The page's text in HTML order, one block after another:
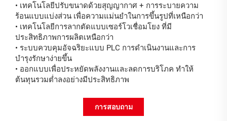
• เทคโนโลยีปรับขนาดด้วยสุญญากาศ + การระบายความ
ร้อนแบบแบ่งส่วน เพื่อความแม่นยำในการขึ้นรูปที่เหนือกว่า
• เทคโนโลยีการลากตัดแบบเซอร์โวเชื่อมโยง ที่มี
ประสิทธิภาพการผลิตเหนือกว่า
• ระบบควบคุมอัจฉริยะแบบ PLC การดำเนินงานและการ
บำรุงรักษาง่ายขึ้น
• ออกแบบเพื่อประหยัดพลังงานและลดการบริโภค ทำให้
ต้นทุนรวมต่ำลงอย่างมีประสิทธิภาพ
การสอบถาม